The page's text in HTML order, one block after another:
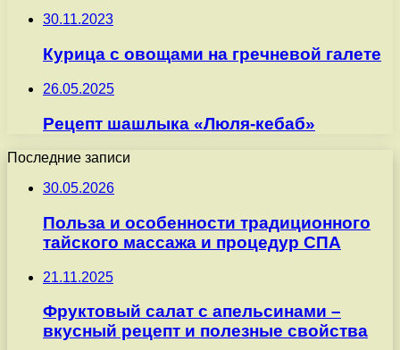
30.11.2023
Курица с овощами на гречневой галете
26.05.2025
Рецепт шашлыка «Люля-кебаб»
Последние записи
30.05.2026
Польза и особенности традиционного
тайского массажа и процедур СПА
21.11.2025
Фруктовый салат с апельсинами –
вкусный рецепт и полезные свойства